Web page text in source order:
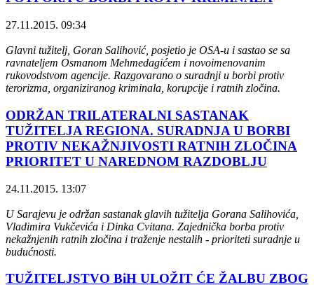
27.11.2015. 09:34
Glavni tužitelj, Goran Salihović, posjetio je OSA-u i sastao se sa
ravnateljem Osmanom Mehmedagićem i novoimenovanim
rukovodstvom agencije. Razgovarano o suradnji u borbi protiv
terorizma, organiziranog kriminala, korupcije i ratnih zločina.
ODRŽAN TRILATERALNI SASTANAK
TUŽITELJA REGIONA. SURADNJA U BORBI
PROTIV NEKAŽNJIVOSTI RATNIH ZLOČINA
PRIORITET U NAREDNOM RAZDOBLJU
24.11.2015. 13:07
U Sarajevu je održan sastanak glavih tužitelja Gorana Salihovića,
Vladimira Vukčevića i Dinka Cvitana. Zajednička borba protiv
nekažnjenih ratnih zločina i traženje nestalih - prioriteti suradnje u
budućnosti.
TUŽITELJSTVO BiH ULOŽIT ĆE ŽALBU ZBOG